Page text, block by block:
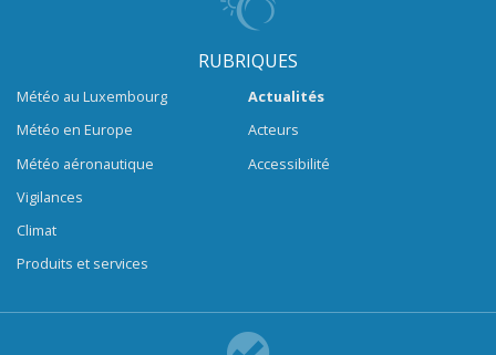
RUBRIQUES
Météo au Luxembourg
Météo en Europe
Météo aéronautique
Vigilances
Climat
Produits et services
Actualités
Acteurs
Accessibilité